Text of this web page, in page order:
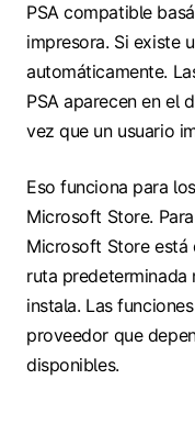
PSA compatible
impresora. Si existe
automáticamente.
PSA aparecen en el
vez que un usuario
Eso funciona para
Microsoft Store.
Microsoft Store está
ruta predeterminada
instala. Las
proveedor que
disponibles.